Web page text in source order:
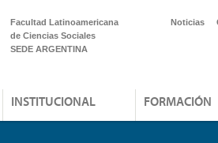
Facultad Latinoamericana
de Ciencias Sociales
SEDE ARGENTINA
Noticias
INSTITUCIONAL FORMACIÓN